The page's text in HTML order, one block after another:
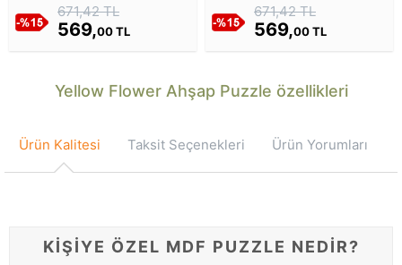
671,42 TL
569,00 TL
671,42 TL
569,00 TL
Yellow Flower Ahşap Puzzle özellikleri
Ürün Kalitesi Taksit Seçenekleri Ürün Yorumları
KİŞİYE ÖZEL MDF PUZZLE NEDİR?